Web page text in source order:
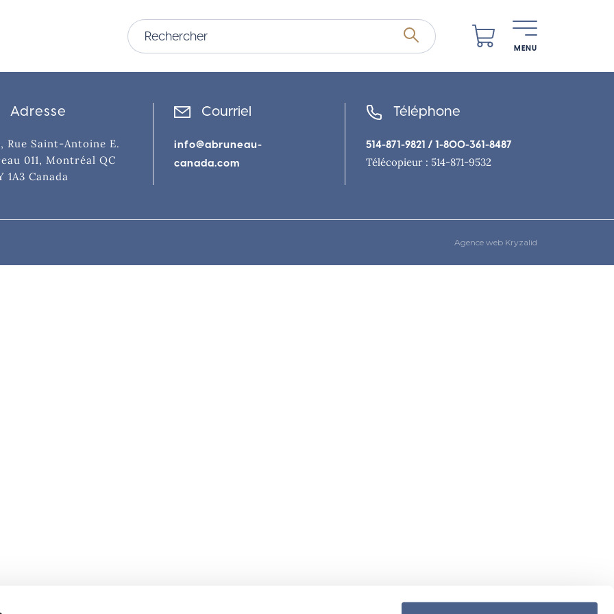
MENU
Adresse
Rue Saint-Antoine E.
011, Montréal QC
1A3 Canada
Courriel
info@abruneau-
canada.com
Téléphone
514-871-9821 / 1-800-361-8487
Télécopieur : 514-871-9532
Agence web Kryzalid